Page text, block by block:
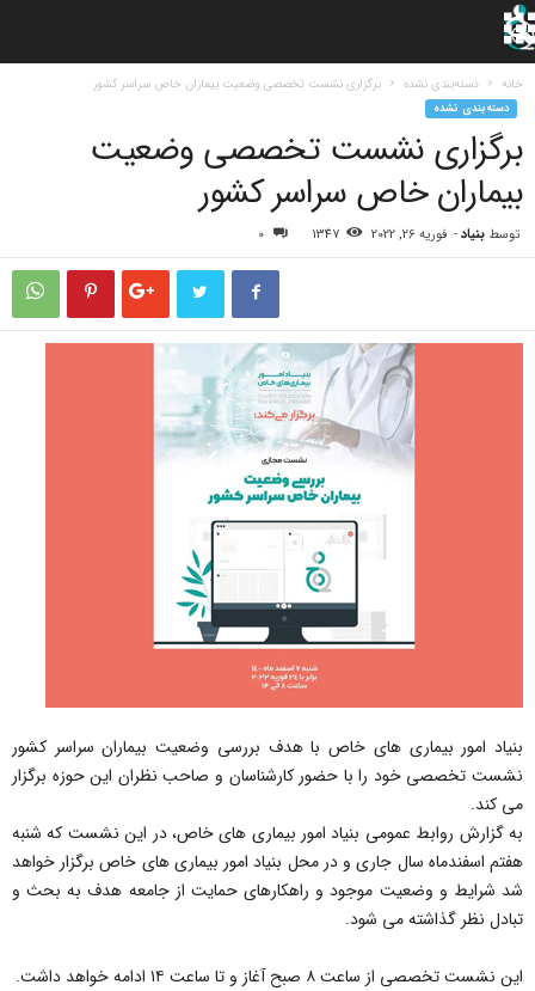
خانه دسته‌بندی نشده برگزاری نشست تخصصی وضعیت بیماران خاص سراسر کشور
دسته‌بندی نشده
برگزاری نشست تخصصی وضعیت
بیماران خاص سراسر کشور
توسط بنیاد- فوریه 26, 2022 1347
0
بنیاد امور بیماری های خاص با هدف بررسی وضعیت بیماران سراسر کشور
نشست تخصصی خود را با حضور کارشناسان و صاحب نظران این حوزه برگزار
می کند.
به گزارش روابط عمومی بنیاد امور بیماری های خاص، در این نشست که شنبه
هفتم اسفندماه سال جاری و در محل بنیاد امور بیماری های خاص برگزار خواهد
شد شرایط و وضعیت موجود و راهکارهای حمایت از جامعه هدف به بحث و
تبادل نظر گذاشته می شود.
این نشست تخصصی از ساعت ۸ صبح آغاز و تا ساعت ۱۴ ادامه خواهد داشت.